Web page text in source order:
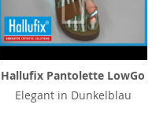
Hallufix Pantolette LowGo
Elegant in Dunkelblau